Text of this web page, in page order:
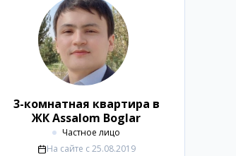
3-комнатная квартира в
ЖК Assalom Boglar
Частное лицо
На сайте с 25.08.2019